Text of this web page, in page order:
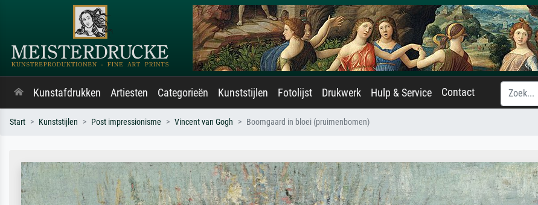
Kunstafdrukken Artiesten Categorieën Kunststijlen Fotolijst Drukwerk Hulp & Service Contact
Start Kunststijlen Post impressionisme Vincent van Gogh Boomgaard in bloei (pruimenbomen)